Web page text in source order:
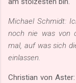
Michael Schmidt:
noch nie was von
mal, auf was sich
einlassen.
Christian von